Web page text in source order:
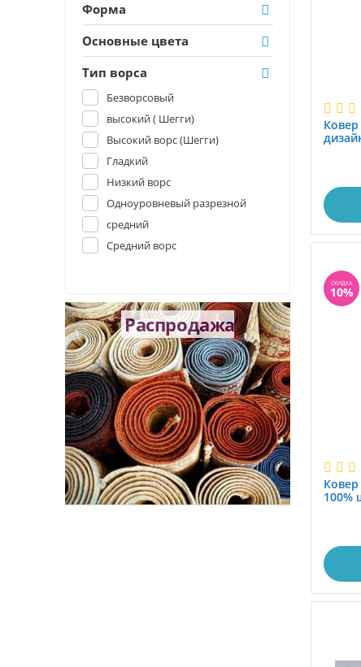
Форма
Основные цвета
Тип ворса
Безворсовый
высокий ( Шегги)
Высокий ворс (Шегги)
Гладкий
Низкий ворс
Одноуровневый разрезной
средний
Средний ворс
Распродажа
СКИДКА
10%
100%